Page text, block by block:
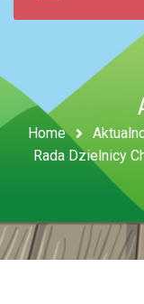
Home
Rada Dzielnicy